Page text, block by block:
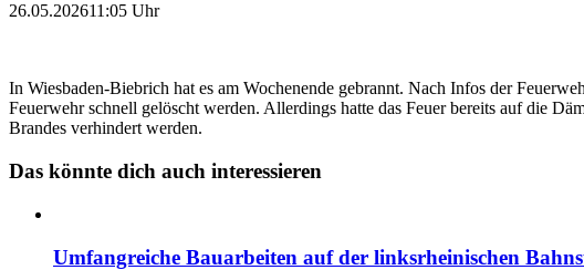
26.05.202611:05 Uhr
In Wiesbaden-Biebrich hat es am Wochenende gebrannt. Nach Infos der
Feuerwehr schnell gelöscht werden. Allerdings hatte das Feuer bereits auf die
Brandes verhindert werden.
Das könnte dich auch interessieren
Umfangreiche Bauarbeiten auf der linksrheinischen